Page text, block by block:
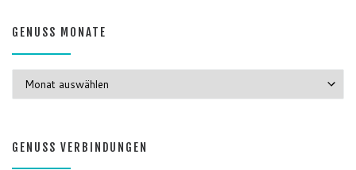
GENUSS MONATE
GENUSS VERBINDUNGEN